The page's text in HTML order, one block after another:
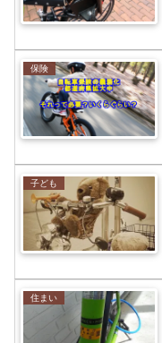
保険
子ども
住まい